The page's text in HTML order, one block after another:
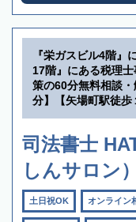
『栄ガスビル4階』
17階』にある税理
策の60分無料相談
分】【矢場町駅徒歩
司法書士
しんサロン）
土日祝OK オンライン